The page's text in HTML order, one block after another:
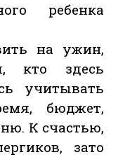
ребенка
на ужин,
кто здесь
учитывать
бюджет,
К счастью,
зато